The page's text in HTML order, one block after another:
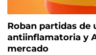
Roban partidas de
antiinflamatoria y
mercado